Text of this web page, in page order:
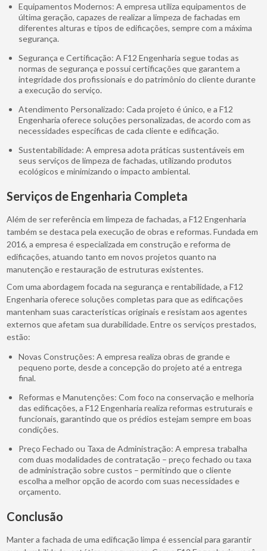
Equipamentos Modernos: A empresa utiliza equipamentos de
última geração, capazes de realizar a limpeza de fachadas em
diferentes alturas e tipos de edificações, sempre com a máxima
segurança.
Segurança e Certificação: A F12 Engenharia segue todas as
normas de segurança e possui certificações que garantem a
integridade dos profissionais e do patrimônio do cliente durante
a execução do serviço.
Atendimento Personalizado: Cada projeto é único, e a F12
Engenharia oferece soluções personalizadas, de acordo com as
necessidades específicas de cada cliente e edificação.
Sustentabilidade: A empresa adota práticas sustentáveis em
seus serviços de limpeza de fachadas, utilizando produtos
ecológicos e minimizando o impacto ambiental.
Serviços de Engenharia Completa
Além de ser referência em limpeza de fachadas, a F12 Engenharia
também se destaca pela execução de obras e reformas. Fundada em
2016, a empresa é especializada em construção e reforma de
edificações, atuando tanto em novos projetos quanto na
manutenção e restauração de estruturas existentes.
Com uma abordagem focada na segurança e rentabilidade, a F12
Engenharia oferece soluções completas para que as edificações
mantenham suas características originais e resistam aos agentes
externos que afetam sua durabilidade. Entre os serviços prestados,
estão:
Novas Construções: A empresa realiza obras de grande e
pequeno porte, desde a concepção do projeto até a entrega
final.
Reformas e Manutenções: Com foco na conservação e melhoria
das edificações, a F12 Engenharia realiza reformas estruturais e
funcionais, garantindo que os prédios estejam sempre em boas
condições.
Preço Fechado ou Taxa de Administração: A empresa trabalha
com duas modalidades de contratação – preço fechado ou taxa
de administração sobre custos – permitindo que o cliente
escolha a melhor opção de acordo com suas necessidades e
orçamento.
Conclusão
Manter a fachada de uma edificação limpa é essencial para garantir